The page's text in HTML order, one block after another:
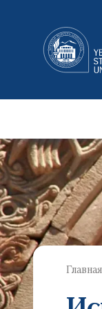
Главная